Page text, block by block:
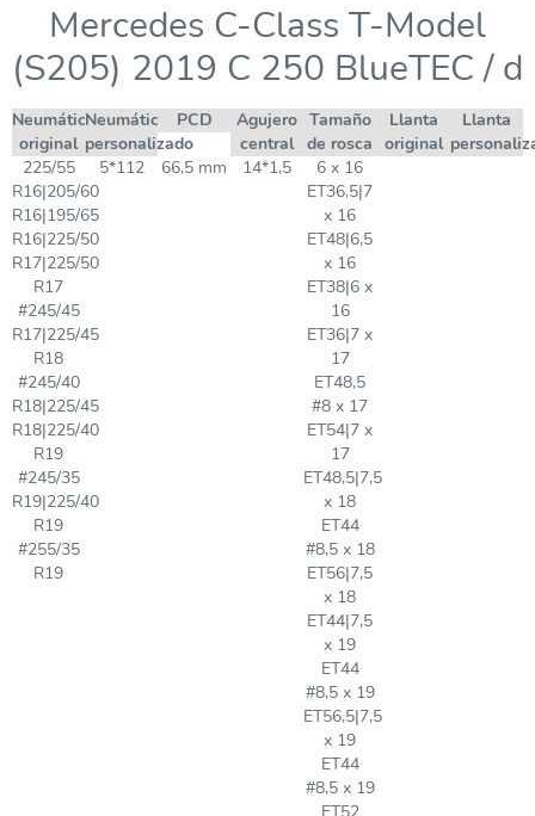
Mercedes C-Class T-Model
(S205) 2019 C 250 BlueTEC / d
Neumático
original
Neumático
personalizado
PCD
Agujero
central
Tamaño
de rosca
Llanta
original
Llanta
225/55
R16|205/60
R16|195/65
R16|225/50
R17|225/50
R17
#245/45
R17|225/45
R18
#245/40
R18|225/45
R18|225/40
R19
#245/35
R19|225/40
R19
#255/35
R19
5*112 66,5 mm 14*1,5
6 x 16
ET36,5|7
x 16
ET48|6,5
x 16
ET38|6 x
16
ET36|7 x
17
ET48,5
#8 x 17
ET54|7 x
17
ET48,5|7,5
x 18
ET44
#8,5 x 18
ET56|7,5
x 18
ET44|7,5
x 19
ET44
#8,5 x 19
ET56,5|7,5
x 19
ET44
#8,5 x 19